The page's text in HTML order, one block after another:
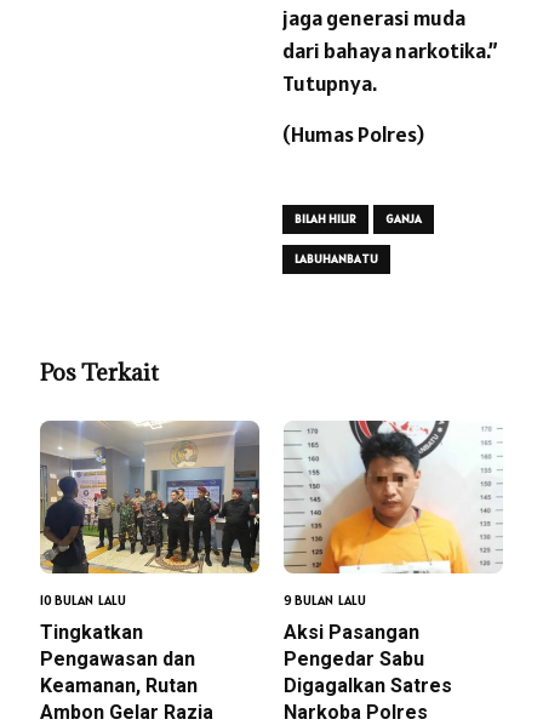
jaga generasi muda
dari bahaya narkotika.”
Tutupnya.
(Humas Polres)
BILAH HILIR GANJA
LABUHANBATU
Pos Terkait
10 BULAN LALU
Tingkatkan
Pengawasan dan
Keamanan, Rutan
Ambon Gelar Razia
9 BULAN LALU
Aksi Pasangan
Pengedar Sabu
Digagalkan Satres
Narkoba Polres